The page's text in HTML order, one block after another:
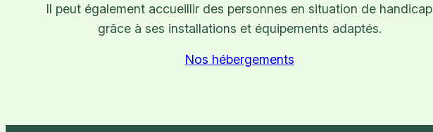
Il peut également accueillir des personnes en situation de handicap
grâce à ses installations et équipements adaptés.
Nos hébergements